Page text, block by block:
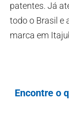
patentes. Já
todo o Brasil e
marca em
Encontre o